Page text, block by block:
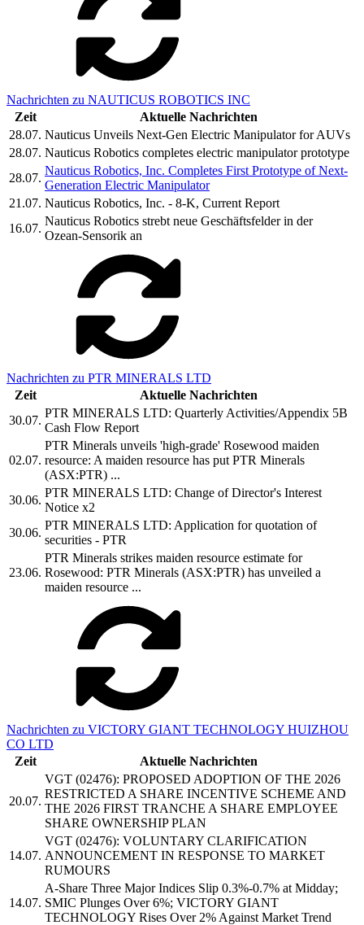
Nachrichten zu NAUTICUS ROBOTICS INC
Zeit
Aktuelle Nachrichten
28.07. Nauticus Unveils Next-Gen Electric Manipulator for AUVs
28.07. Nauticus Robotics completes electric manipulator prototype
28.07.
Nauticus Robotics, Inc. Completes First Prototype of Next-
Generation Electric Manipulator
21.07. Nauticus Robotics, Inc. - 8-K, Current Report
16.07.
Nauticus Robotics strebt neue Geschäftsfelder in der
Ozean-Sensorik an
Nachrichten zu PTR MINERALS LTD
Zeit
Aktuelle Nachrichten
30.07.
PTR MINERALS LTD: Quarterly Activities/Appendix 5B
Cash Flow Report
02.07.
PTR Minerals unveils 'high-grade' Rosewood maiden
resource: A maiden resource has put PTR Minerals
(ASX:PTR) ...
30.06.
PTR MINERALS LTD: Change of Director's Interest
Notice x2
30.06.
PTR MINERALS LTD: Application for quotation of
securities - PTR
23.06.
PTR Minerals strikes maiden resource estimate for
Rosewood: PTR Minerals (ASX:PTR) has unveiled a
maiden resource ...
Nachrichten zu VICTORY GIANT TECHNOLOGY HUIZHOU
CO LTD
Zeit
Aktuelle Nachrichten
20.07.
VGT (02476): PROPOSED ADOPTION OF THE 2026
RESTRICTED A SHARE INCENTIVE SCHEME AND
THE 2026 FIRST TRANCHE A SHARE EMPLOYEE
SHARE OWNERSHIP PLAN
14.07.
VGT (02476): VOLUNTARY CLARIFICATION
ANNOUNCEMENT IN RESPONSE TO MARKET
RUMOURS
14.07.
A-Share Three Major Indices Slip 0.3%-0.7% at Midday;
SMIC Plunges Over 6%; VICTORY GIANT
TECHNOLOGY Rises Over 2% Against Market Trend